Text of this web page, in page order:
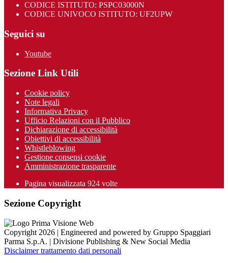
CODICE ISTITUTO: PSPC03000N
CODICE UNIVOCO ISTITUTO: UF2UPW
Seguici su
Youtube
Sezione Link Utili
Cookie policy
Note legali
Informativa Privacy
Ufficio Relazioni con il Pubblico
Dichiarazione di accessibilità
Obiettivi di accessibilità
Whistleblowing
Gestione consensi cookie
Amministrazione trasparente
Pagina visualizzata 924 volte
Sezione Copyright
Copyright 2026 | Engineered and powered by Gruppo Spaggiari
Parma S.p.A. | Divisione Publishing & New Social Media
Disclaimer trattamento dati personali